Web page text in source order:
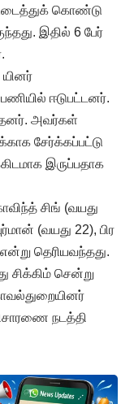
உடைத்துக் கொண்டு
இதில் 6 பேர்
யினர்
பணியில் ஈடுபட்டனர்.
அவர்கள்
சேர்க்கப்பட்டு
இருப்பதாக
சிங் (வயது
(வயது 22), பிர
தெரியவந்தது.
சிக்கிம் சென்று
நடத்தி